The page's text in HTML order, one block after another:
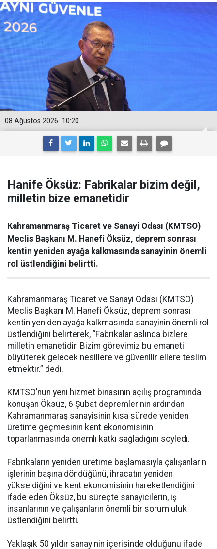
10:20
08 Ağustos 2026
Hanife Öksüz: Fabrikalar bizim değil,
milletin bize emanetidir
Kahramanmaraş Ticaret ve Sanayi Odası (KMTSO)
Meclis Başkanı M. Hanefi Öksüz, deprem sonrası
kentin yeniden ayağa kalkmasında sanayinin önemli
rol üstlendiğini belirtti.
Kahramanmaraş Ticaret ve Sanayi Odası (KMTSO)
Meclis Başkanı M. Hanefi Öksüz, deprem sonrası
kentin yeniden ayağa kalkmasında sanayinin önemli rol
üstlendiğini belirterek, “Fabrikalar aslında bizlere
milletin emanetidir. Bizim görevimiz bu emaneti
büyüterek gelecek nesillere ve güvenilir ellere teslim
etmektir.” dedi.
KMTSO’nun yeni hizmet binasının açılış programında
konuşan Öksüz, 6 Şubat depremlerinin ardından
Kahramanmaraş sanayisinin kısa sürede yeniden
üretime geçmesinin kent ekonomisinin
toparlanmasında önemli katkı sağladığını söyledi.
Fabrikaların yeniden üretime başlamasıyla çalışanların
işlerinin başına döndüğünü, ihracatın yeniden
yükseldiğini ve kent ekonomisinin hareketlendiğini
ifade eden Öksüz, bu süreçte sanayicilerin, iş
insanlarının ve çalışanların önemli bir sorumluluk
üstlendiğini belirtti.
Yaklaşık 50 yıldır sanayinin içerisinde olduğunu ifade